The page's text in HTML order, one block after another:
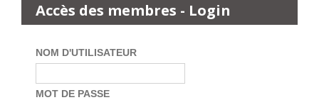
Accès des membres - Login
NOM D'UTILISATEUR
MOT DE PASSE